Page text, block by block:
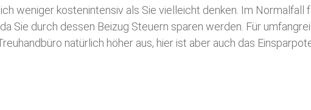
weniger kostenintensiv als Sie vielleicht denken. Im Normalfall
Sie durch dessen Beizug Steuern sparen werden. Für
natürlich höher aus, hier ist aber auch das